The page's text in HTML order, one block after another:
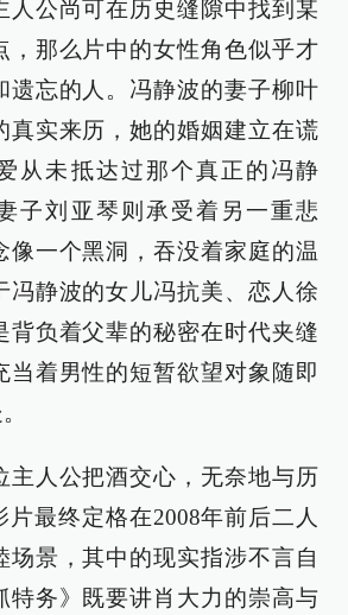
人公尚可在历史缝隙中找到某
，那么片中的女性角色似乎才
遗忘的人。冯静波的妻子柳叶
真实来历，她的婚姻建立在谎
从未抵达过那个真正的冯静
子刘亚琴则承受着另一重悲
像一个黑洞，吞没着家庭的温
冯静波的女儿冯抗美、恋人徐
背负着父辈的秘密在时代夹缝
当着男性的短暂欲望对象随即
主人公把酒交心，无奈地与历
片最终定格在2008年前后二人
场景，其中的现实指涉不言自
特务》既要讲肖大力的崇高与